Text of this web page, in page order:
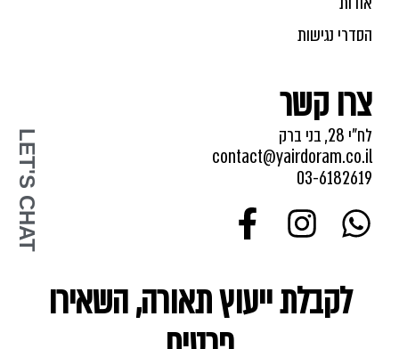
הסדרי נגישות
צרו קשר
לח"י 28, בני ברק
contact@yairdoram.co.il
03-6182619
לקבלת ייעוץ תאורה, השאירו
LET'S CHAT